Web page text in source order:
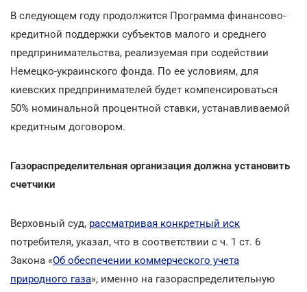
В следующем году продолжится Программа финансово-
кредитной поддержки субъектов малого и среднего
предпринимательства, реализуемая при содействии
Немецко-украинского фонда. По ее условиям, для
киевских предпринимателей будет компенсироваться
50% номинальной процентной ставки, устанавливаемой
кредитным договором.
Газораспределительная организация должна установить
счетчики
Верховный суд, рассматривая конкретный иск
потребителя, указал, что в соответствии с ч. 1 ст. 6
Закона «Об обеспечении коммерческого учета
природного газа», именно на газораспределительную